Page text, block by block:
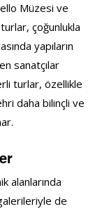
Müzesi ve
çoğunlukla
yapıların
sanatçılar
turlar, özellikle
daha bilinçli ve
alanlarında
de